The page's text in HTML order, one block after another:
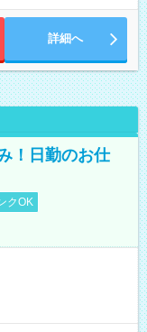
詳細へ
！日勤のお仕
クOK